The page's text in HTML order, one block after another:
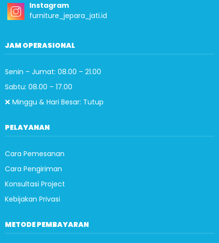
Instagram
furniture_jepara_jati.id
JAM OPERASIONAL
Senin – Jumat: 08.00 – 21.00
Sabtu: 08.00 – 17.00
❌ Minggu & Hari Besar: Tutup
PELAYANAN
Cara Pemesanan
Cara Pengiriman
Konsultasi Project
Kebijakan Privasi
METODE PEMBAYARAN